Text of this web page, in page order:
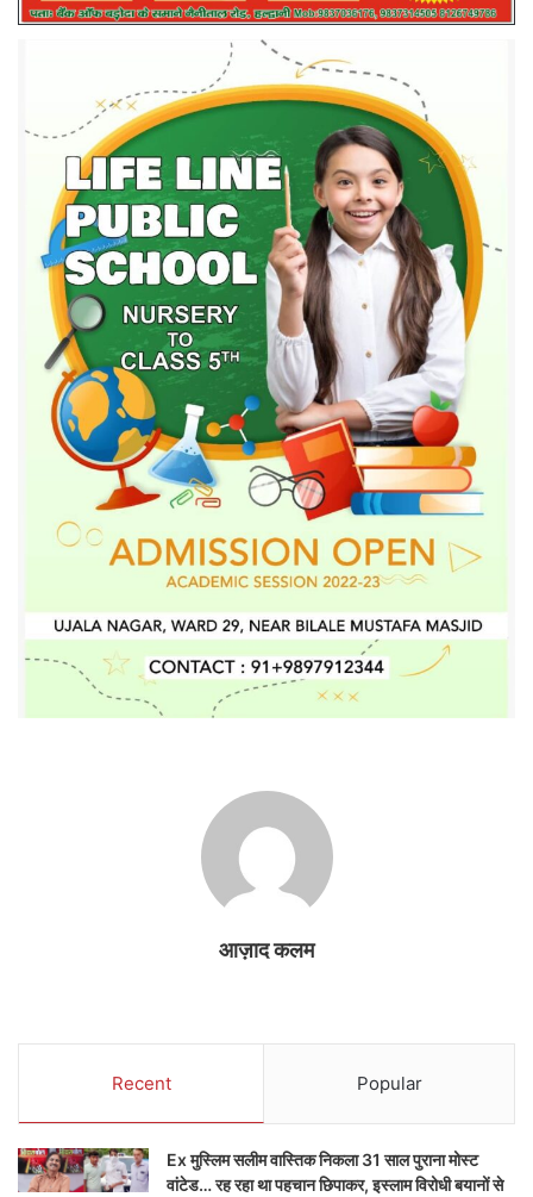
आज़ाद कलम
Recent Popular
Ex मुस्लिम सलीम वास्तिक निकला 31 साल पुराना मोस्ट
वांटेड… रह रहा था पहचान छिपाकर, इस्लाम विरोधी बयानों से